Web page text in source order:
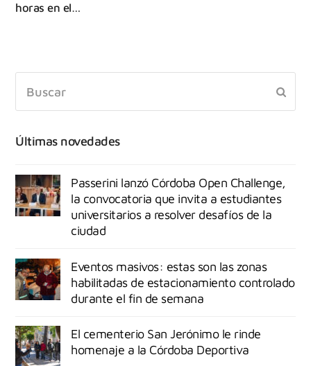
horas en el…
Últimas novedades
Passerini lanzó Córdoba Open Challenge,
la convocatoria que invita a estudiantes
universitarios a resolver desafíos de la
ciudad
Eventos masivos: estas son las zonas
habilitadas de estacionamiento controlado
durante el fin de semana
El cementerio San Jerónimo le rinde
homenaje a la Córdoba Deportiva